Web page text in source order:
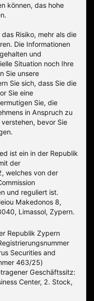
können, das hohe
Risiko, mehr als die
Die Informationen
und
Situation noch Ihre
Sie unsere
Sie sich, dass Sie die
Sie eine
Sie, die
in Anspruch zu
bevor Sie
ist ein in der Republik
der
welches von der
und reguliert ist.
Makedonos 8,
Limassol, Zypern.
Republik Zypern
Securities and
463/25)
Geschäftssitz:
Center, 2. Stock,